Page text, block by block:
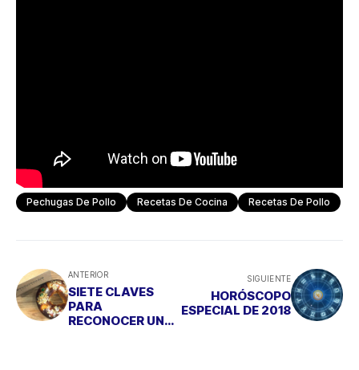
Pechugas De Pollo Recetas De Cocina Recetas De Pollo
ANTERIOR
SIETE CLAVES
PARA
RECONOCER UN
SIGUIENTE
HORÓSCOPO
ESPECIAL DE 2018